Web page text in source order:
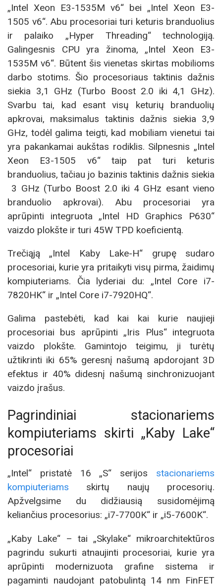
„Intel Xeon E3-1535M v6“ bei „Intel Xeon E3-
1505 v6“. Abu procesoriai turi keturis branduolius
ir palaiko „Hyper Threading“ technologiją.
Galingesnis CPU yra žinoma, „Intel Xeon E3-
1535M v6“. Būtent šis vienetas skirtas mobilioms
darbo stotims. Šio procesoriaus taktinis dažnis
siekia 3,1 GHz (Turbo Boost 2.0 iki 4,1 GHz).
Svarbu tai, kad esant visų keturių branduolių
apkrovai, maksimalus taktinis dažnis siekia 3,9
GHz, todėl galima teigti, kad mobiliam vienetui tai
yra pakankamai aukštas rodiklis. Silpnesnis „Intel
Xeon E3-1505 v6“ taip pat turi keturis
branduolius, tačiau jo bazinis taktinis dažnis siekia
3 GHz (Turbo Boost 2.0 iki 4 GHz esant vieno
branduolio apkrovai). Abu procesoriai yra
aprūpinti integruota „Intel HD Graphics P630“
vaizdo plokšte ir turi 45W TPD koeficientą.
Trečiąją „Intel Kaby Lake-H“ grupę sudaro
procesoriai, kurie yra pritaikyti visų pirma, žaidimų
kompiuteriams. Čia lyderiai du: „Intel Core i7-
7820HK“ ir „Intel Core i7-7920HQ“.
Galima pastebėti, kad kai kai kurie naujieji
procesoriai bus aprūpinti „Iris Plus“ integruota
vaizdo plokšte. Gamintojo teigimu, ji turėtų
užtikrinti iki 65% geresnį našumą apdorojant 3D
efektus ir 40% didesnį našumą sinchronizuojant
vaizdo įrašus.
Pagrindiniai stacionariems
kompiuteriams skirti „Kaby Lake“
procesoriai
„Intel“ pristatė 16 „S“ serijos stacionariems
kompiuteriams skirtų naujų procesorių.
Apžvelgsime du didžiausią susidomėjimą
keliančius procesorius: „i7-7700K“ ir „i5-7600K“.
„Kaby Lake“ – tai „Skylake“ mikroarchitektūros
pagrindu sukurti atnaujinti procesoriai, kurie yra
aprūpinti modernizuota grafine sistema ir
pagaminti naudojant patobulintą 14 nm FinFET